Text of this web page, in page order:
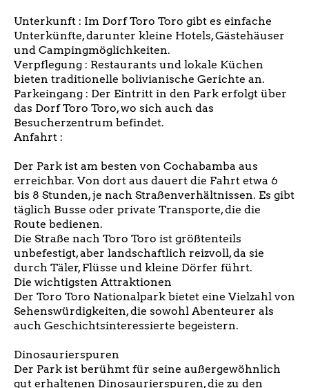
Unterkunft : Im Dorf Toro Toro gibt es einfache
Unterkünfte, darunter kleine Hotels, Gästehäuser
und Campingmöglichkeiten.
Verpflegung : Restaurants und lokale Küchen
bieten traditionelle bolivianische Gerichte an.
Parkeingang : Der Eintritt in den Park erfolgt über
das Dorf Toro Toro, wo sich auch das
Besucherzentrum befindet.
Anfahrt :
Der Park ist am besten von Cochabamba aus
erreichbar. Von dort aus dauert die Fahrt etwa 6
bis 8 Stunden, je nach Straßenverhältnissen. Es gibt
täglich Busse oder private Transporte, die die
Route bedienen.
Die Straße nach Toro Toro ist größtenteils
unbefestigt, aber landschaftlich reizvoll, da sie
durch Täler, Flüsse und kleine Dörfer führt.
Die wichtigsten Attraktionen
Der Toro Toro Nationalpark bietet eine Vielzahl von
Sehenswürdigkeiten, die sowohl Abenteurer als
auch Geschichtsinteressierte begeistern.
Dinosaurierspuren
Der Park ist berühmt für seine außergewöhnlich
gut erhaltenen Dinosaurierspuren, die zu den